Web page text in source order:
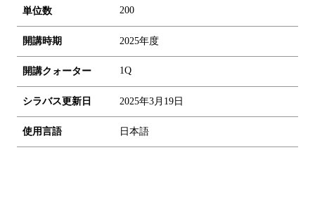
単位数 200
開講時期 2025年度
開講クォーター 1Q
シラバス更新日 2025年3月19日
使用言語 日本語